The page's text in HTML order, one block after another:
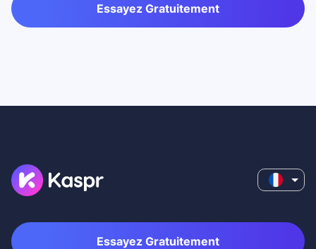
Essayez Gratuitement
Essayez Gratuitement